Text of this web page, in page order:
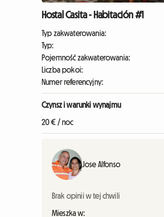
Hostal Casita - Habitación #1
Typ zakwaterowania:
Typ:
Pojemność zakwaterowania:
Liczba pokoi:
Numer referencyjny:
Czynsz i warunki wynajmu
20 € / noc
Jose Alfonso
Brak opinii w tej chwili
Mieszka w: